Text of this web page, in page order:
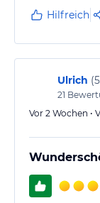
Zimmer sind
Hilfreich
Ulrich (
21
Vor 2 Wochen •